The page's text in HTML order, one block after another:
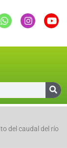
del caudal del río